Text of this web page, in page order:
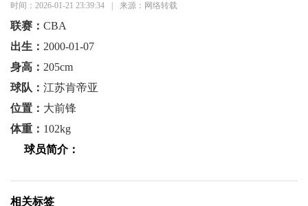
时间：2026-01-21 23:39:34 来源：网络转载
联赛： CBA
出生： 2000-01-07
身高： 205cm
球队： 江苏肯帝亚
位置： 大前锋
体重： 102kg
球员简介：
相关标签